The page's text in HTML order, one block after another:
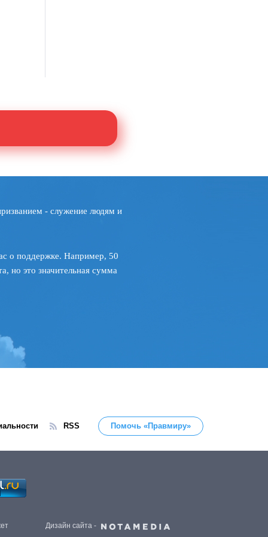
- служение людям и
о поддержке. Например, 50
но это значительная сумма
RSS Помочь «Правмиру»
Дизайн сайта -